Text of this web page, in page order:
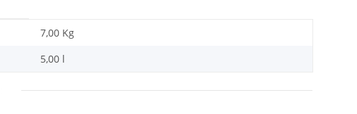
7,00 Kg
5,00 l